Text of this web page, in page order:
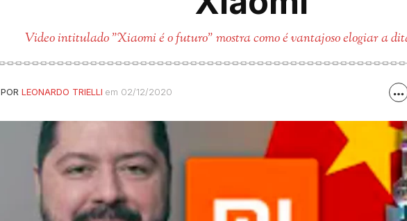
Video intitulado "Xiaomi é o futuro" mostra como é vantajoso elogiar a
PORLEONARDO TRIELLI em 02/12/2020